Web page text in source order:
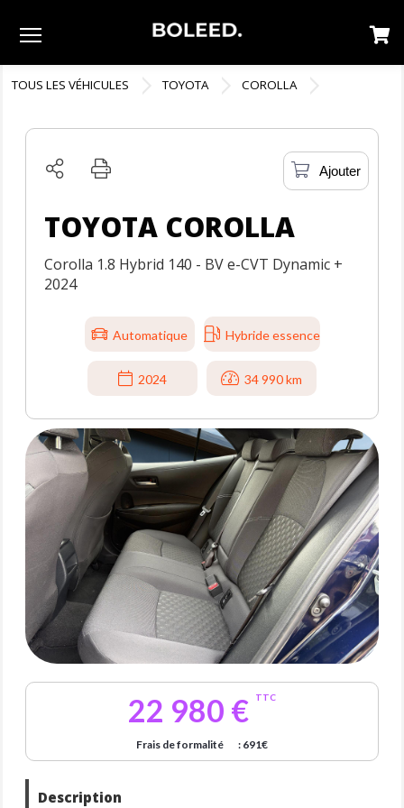
TOUS LES VÉHICULES TOYOTA COROLLA
Ajouter
TOYOTA COROLLA
Corolla 1.8 Hybrid 140 - BV e-CVT Dynamic +
2024
Automatique Hybride essence
2024 34 990 km
22 980 € TTC
Frais de formalité : 691€
Description